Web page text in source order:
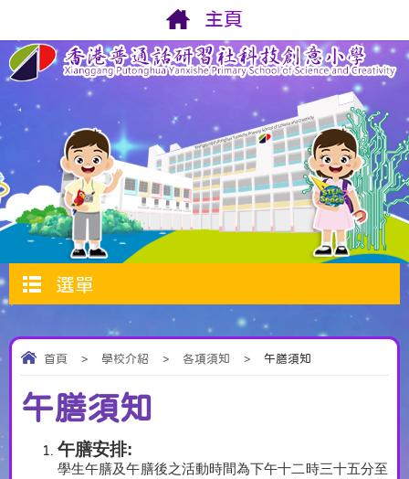
主頁
選單
首頁 > 學校介紹 > 各項須知 > 午膳須知
午膳須知
午膳安排:
學生午膳及午膳後之活動時間為下午十二時三十五分至